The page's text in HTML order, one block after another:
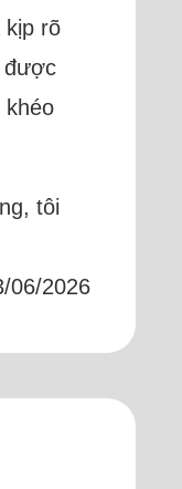
kịp rõ
được
khéo
tôi
06/2026